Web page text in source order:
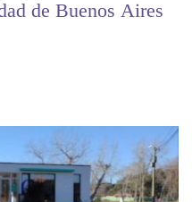
de Buenos Aires